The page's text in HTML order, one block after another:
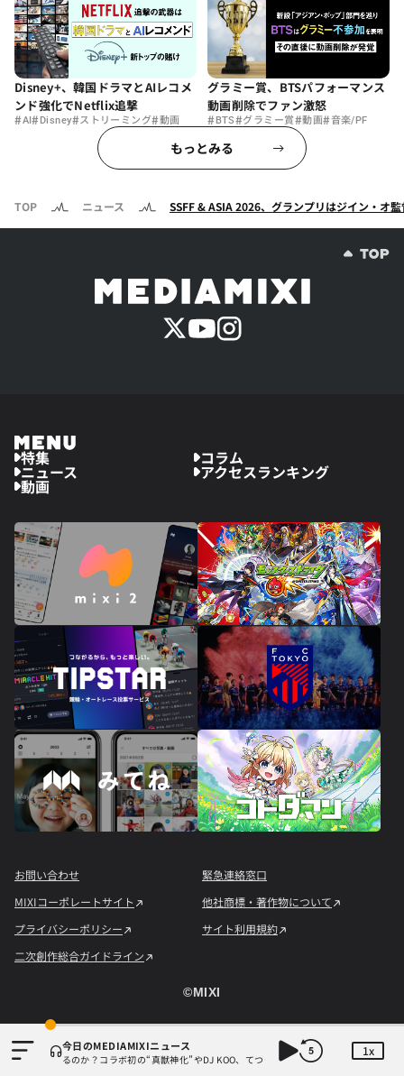
今日のMEDIAMIXIニュース
けられるのか？コラボ初の“真獣神化”やDJ KOO、てつや、兎田ぺこら、壱百満天原サロメ
1x
Disney+、韓国ドラマとAIレコメ
ンド強化でNetflix追撃
#AI# Disney#ストリーミング#動画
グラミー賞、BTSパフォーマンス
動画削除でファン激怒
# BTS#グラミー賞#動画#音楽/PF
もっとみる
TOP ニュース SSFF & ASIA 2026、グランプリはジイン・オ
特集 コラム
ニュース アクセスランキング
動画
お問い合わせ
緊急連絡窓口
MIXIコーポレートサイト
他社商標・著作物について
プライバシーポリシー
サイト利用規約
二次創作総合ガイドライン
©︎MIXI